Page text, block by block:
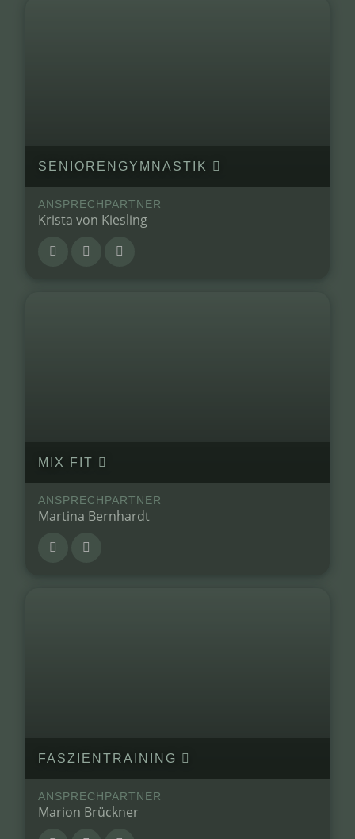
SENIORENGYMNASTIK
ANSPRECHPARTNER
Krista von Kiesling
MIX FIT
ANSPRECHPARTNER
Martina Bernhardt
FASZIENTRAINING
ANSPRECHPARTNER
Marion Brückner